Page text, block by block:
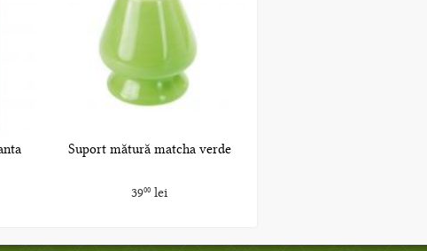
Suport mătură matcha verde
3900lei